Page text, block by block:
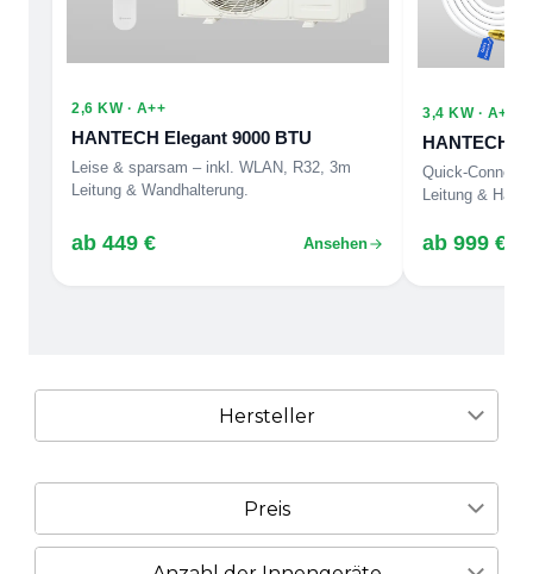
2,6 KW · A++
HANTECH Elegant 9000 BTU
Leise & sparsam – inkl. WLAN, R32, 3m
Leitung & Wandhalterung.
ab 449 € Ansehen
3,4 KW · A++
HANTECH
Quick-
Leitung &
ab 999 €
Hersteller
Preis